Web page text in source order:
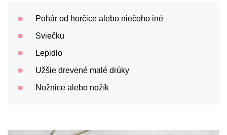
Pohár od horčice alebo niečoho iné
Sviečku
Lepidlo
Užšie drevené malé drúky
Nožnice alebo nožík